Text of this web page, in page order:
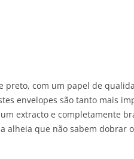
preto, com um papel de
envelopes são tanto mais
extracto e completamente
alheia que não sabem dobrar